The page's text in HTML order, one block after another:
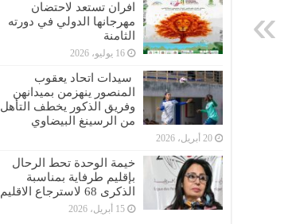
افران تستعد لاحتضان
مهرجانها الدولي في دورته
الثامنة
16 يوليو، 2026
سيدات اتحاد يعقوب
المنصور ينهزمن بميدانهن
وفريق الذكور يخطف التأهل
من الرسينغ البيضاوي
20 أبريل، 2026
خيمة الوحدة تحط الرحال
بإقليم طرفاية بمناسبة
الذكرى 68 لاسترجاع الاقليم
15 أبريل، 2026